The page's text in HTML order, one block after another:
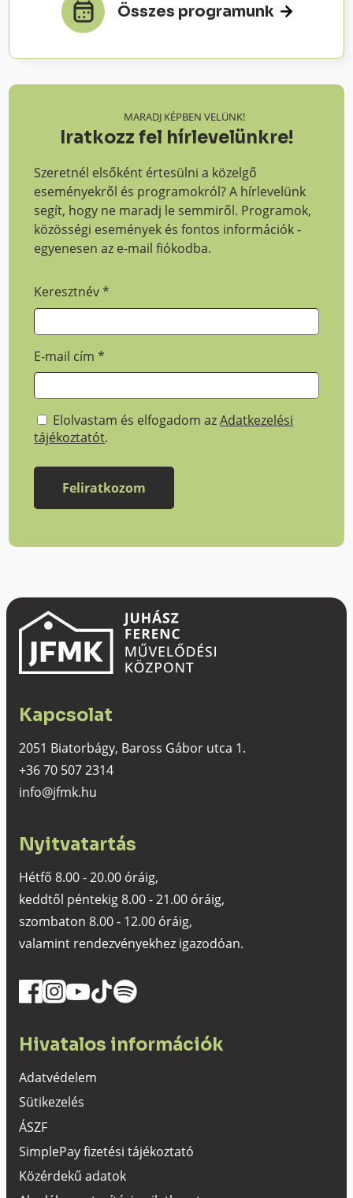
Összes programunk
MARADJ KÉPBEN VELÜNK!
Iratkozz fel hírlevelünkre!
Szeretnél elsőként értesülni a közelgő
eseményekről és programokról? A hírlevelünk
segít, hogy ne maradj le semmiről. Programok,
közösségi események és fontos információk -
egyenesen az e-mail fiókodba.
Keresztnév*
E-mail cím*
Elolvastam és elfogadom azAdatkezelési
tájékoztatót.
Kapcsolat
2051 Biatorbágy, Baross Gábor utca 1.
+36 70 507 2314
info@jfmk.hu
Nyitvatartás
Hétfő 8.00 - 20.00 óráig,
keddtől péntekig 8.00 - 21.00 óráig,
szombaton 8.00 - 12.00 óráig,
valamint rendezvényekhez igazodóan.
Hivatalos információk
Adatvédelem
Sütikezelés
ÁSZF
SimplePay fizetési tájékoztató
Közérdekű adatok